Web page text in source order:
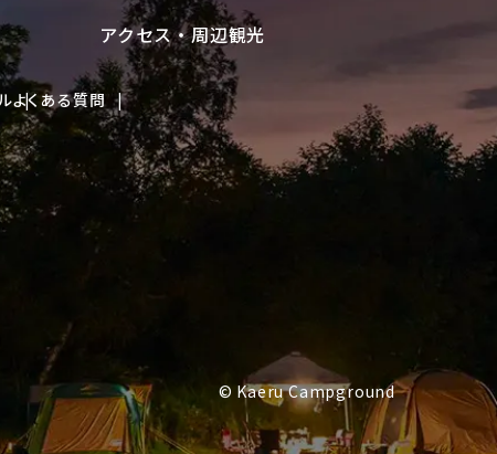
アクセス・周辺観光
よくある質問
© Kaeru Campground